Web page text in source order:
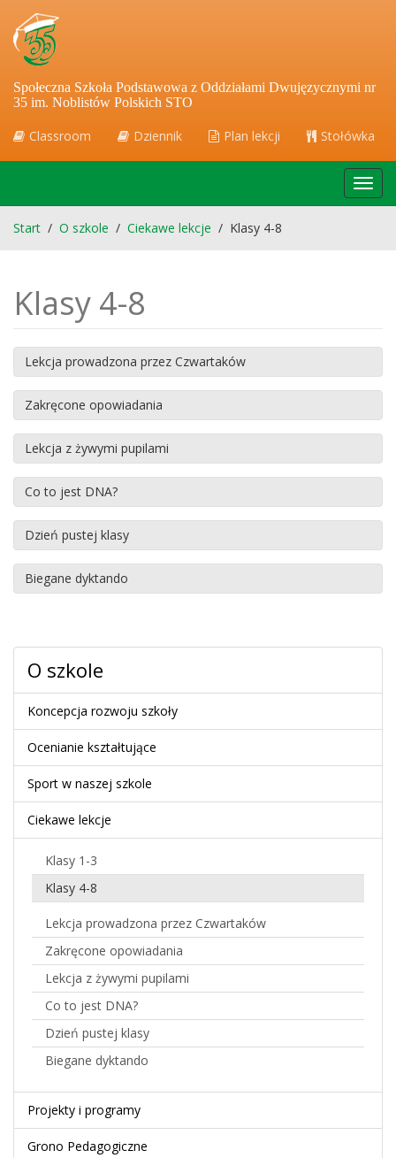
Społeczna Szkoła Podstawowa z Oddziałami Dwujęzycznymi nr
35 im. Noblistów Polskich STO
Classroom Dziennik Plan lekcji Stołówka
Start / O szkole / Ciekawe lekcje / Klasy 4-8
Klasy 4-8
Lekcja prowadzona przez Czwartaków
Zakręcone opowiadania
Lekcja z żywymi pupilami
Co to jest DNA?
Dzień pustej klasy
Biegane dyktando
O szkole
Koncepcja rozwoju szkoły
Ocenianie kształtujące
Sport w naszej szkole
Ciekawe lekcje
Klasy 1-3
Klasy 4-8
Lekcja prowadzona przez Czwartaków
Zakręcone opowiadania
Lekcja z żywymi pupilami
Co to jest DNA?
Dzień pustej klasy
Biegane dyktando
Projekty i programy
Grono Pedagogiczne